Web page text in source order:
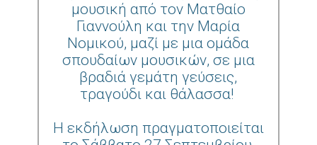
μουσική από τον Ματθαίο
Γιαννούλη και την Μαρία
Νομικού, μαζί με μια ομάδα
σπουδαίων μουσικών, σε μια
βραδιά γεμάτη γεύσεις,
τραγούδι και θάλασσα!
Η εκδήλωση πραγματοποιείται